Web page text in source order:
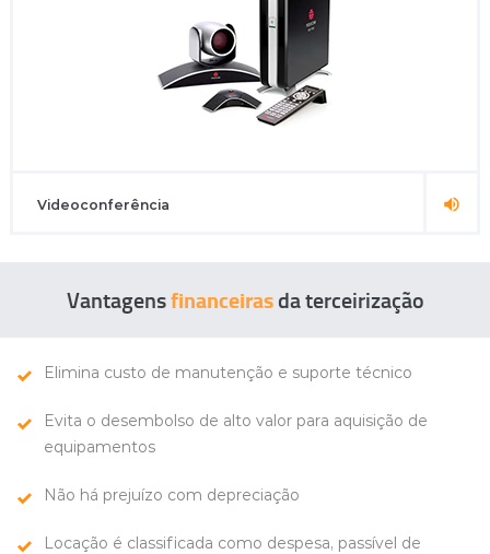
Videoconferência
Vantagensfinanceirasda terceirização
Elimina custo de manutenção e suporte técnico
Evita o desembolso de alto valor para aquisição de
equipamentos
Não há prejuízo com depreciação
Locação é classificada como despesa, passível de